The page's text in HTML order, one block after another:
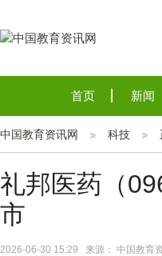
首页 新闻
中国教育资讯网 科技
礼邦医药（
市
2026-06-30 15:29 来源： 中国教育